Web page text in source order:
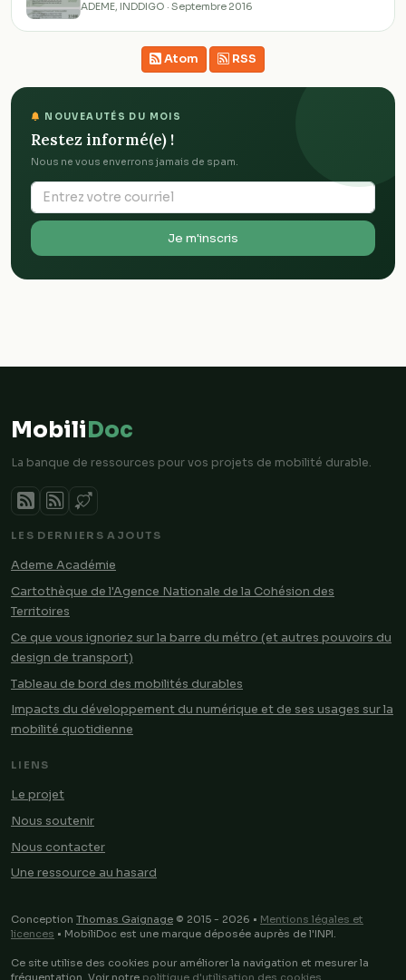
ADEME, INDDIGO · Septembre 2016
Atom RSS
NOUVEAUTÉS DU MOIS
Restez informé(e) !
Nous ne vous enverrons jamais de spam.
Je m'inscris
MobiliDoc
La banque de ressources pour vos projets de mobilité durable.
LES DERNIERS AJOUTS
Ademe Académie
Cartothèque de l'Agence Nationale de la Cohésion des
Territoires
Ce que vous ignoriez sur la barre du métro (et autres pouvoirs du
design de transport)
Tableau de bord des mobilités durables
Impacts du développement du numérique et de ses usages sur la
mobilité quotidienne
LIENS
Le projet
Nous soutenir
Nous contacter
Une ressource au hasard
Conception Thomas Gaignage © 2015 - 2026 • Mentions légales et
licences • MobiliDoc est une marque déposée auprès de l'INPI.
Ce site utilise des cookies pour améliorer la navigation et mesurer la
fréquentation. Voir notre politique d'utilisation des cookies